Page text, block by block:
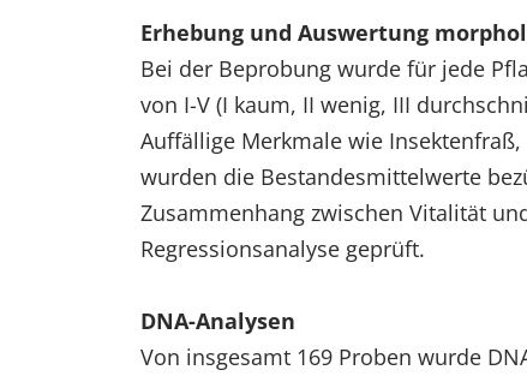
Erhebung und Auswertung
Bei der Beprobung wurde für jede
von I-V (I kaum, II wenig, III
Auffällige Merkmale wie
wurden die Bestandesmittelwerte
Zusammenhang zwischen Vitalität
Regressionsanalyse geprüft.
DNA-Analysen
Von insgesamt 169 Proben wurde
YouTube